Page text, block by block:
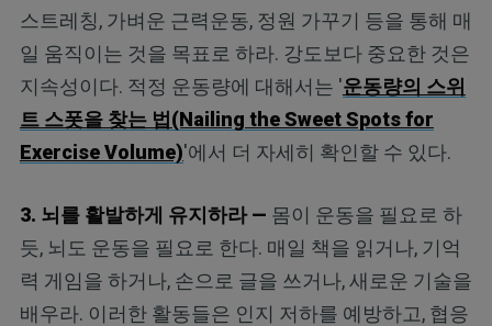
스트레칭, 가벼운 근력운동, 정원 가꾸기 등을 통해 매
일 움직이는 것을 목표로 하라. 강도보다 중요한 것은
지속성이다. 적정 운동량에 대해서는 '운동량의 스위
트 스폿을 찾는 법(Nailing the Sweet Spots for
Exercise Volume)'에서 더 자세히 확인할 수 있다.
3. 뇌를 활발하게 유지하라 — 몸이 운동을 필요로 하
듯, 뇌도 운동을 필요로 한다. 매일 책을 읽거나, 기억
력 게임을 하거나, 손으로 글을 쓰거나, 새로운 기술을
배우라. 이러한 활동들은 인지 저하를 예방하고, 협응